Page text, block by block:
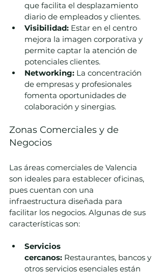
que facilita el desplazamiento
diario de empleados y clientes.
Visibilidad: Estar en el centro
mejora la imagen corporativa y
permite captar la atención de
potenciales clientes.
Networking: La concentración
de empresas y profesionales
fomenta oportunidades de
colaboración y sinergias.
Zonas Comerciales y de
Negocios
Las áreas comerciales de Valencia
son ideales para establecer oficinas,
pues cuentan con una
infraestructura diseñada para
facilitar los negocios. Algunas de sus
características son:
Servicios
cercanos: Restaurantes, bancos y
otros servicios esenciales están